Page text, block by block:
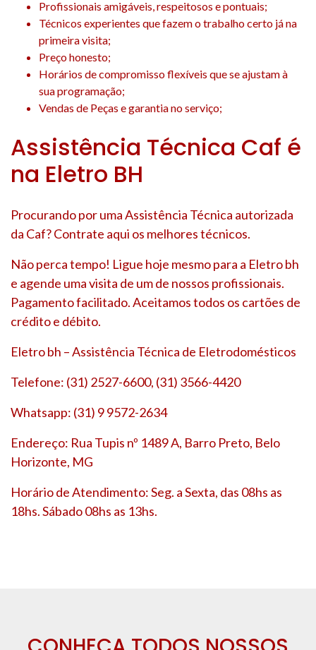
Profissionais amigáveis, respeitosos e pontuais;
Técnicos experientes que fazem o trabalho certo já na
primeira visita;
Preço honesto;
Horários de compromisso flexíveis que se ajustam à
sua programação;
Vendas de Peças e garantia no serviço;
Assistência Técnica Caf é
na Eletro BH
Procurando por uma Assistência Técnica autorizada
da Caf? Contrate aqui os melhores técnicos.
Não perca tempo! Ligue hoje mesmo para a Eletro bh
e agende uma visita de um de nossos profissionais.
Pagamento facilitado. Aceitamos todos os cartões de
crédito e débito.
Eletro bh – Assistência Técnica de Eletrodomésticos
Telefone: (31) 2527-6600, (31) 3566-4420
Whatsapp: (31) 9 9572-2634
Endereço: Rua Tupis nº 1489 A, Barro Preto, Belo
Horizonte, MG
Horário de Atendimento: Seg. a Sexta, das 08hs as
18hs. Sábado 08hs as 13hs.